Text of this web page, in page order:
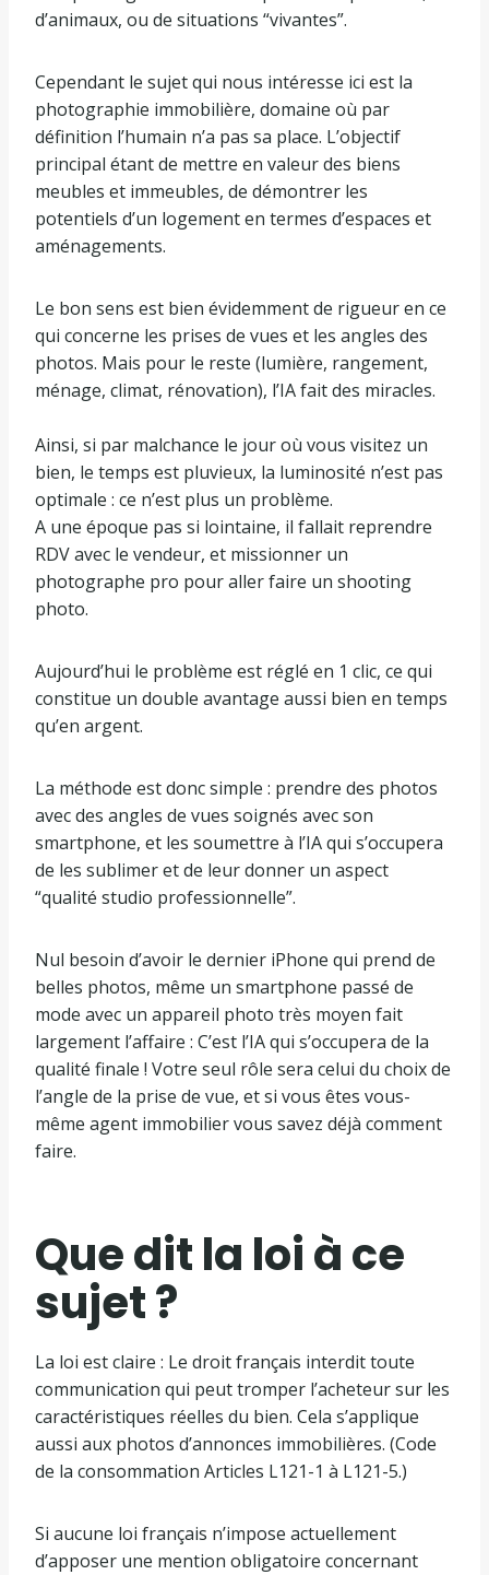
d’animaux, ou de situations “vivantes”.
Cependant le sujet qui nous intéresse ici est la
photographie immobilière, domaine où par
définition l’humain n’a pas sa place. L’objectif
principal étant de mettre en valeur des biens
meubles et immeubles, de démontrer les
potentiels d’un logement en termes d’espaces et
aménagements.
Le bon sens est bien évidemment de rigueur en ce
qui concerne les prises de vues et les angles des
photos. Mais pour le reste (lumière, rangement,
ménage, climat, rénovation), l’IA fait des miracles.
Ainsi, si par malchance le jour où vous visitez un
bien, le temps est pluvieux, la luminosité n’est pas
optimale : ce n’est plus un problème.
A une époque pas si lointaine, il fallait reprendre
RDV avec le vendeur, et missionner un
photographe pro pour aller faire un shooting
photo.
Aujourd’hui le problème est réglé en 1 clic, ce qui
constitue un double avantage aussi bien en temps
qu’en argent.
La méthode est donc simple : prendre des photos
avec des angles de vues soignés avec son
smartphone, et les soumettre à l’IA qui s’occupera
de les sublimer et de leur donner un aspect
“qualité studio professionnelle”.
Nul besoin d’avoir le dernier iPhone qui prend de
belles photos, même un smartphone passé de
mode avec un appareil photo très moyen fait
largement l’affaire : C’est l’IA qui s’occupera de la
qualité finale ! Votre seul rôle sera celui du choix de
l’angle de la prise de vue, et si vous êtes vous-
même agent immobilier vous savez déjà comment
faire.
Que dit la loi à ce
sujet ?
La loi est claire : Le droit français interdit toute
communication qui peut tromper l’acheteur sur les
caractéristiques réelles du bien. Cela s’applique
aussi aux photos d’annonces immobilières. (Code
de la consommation Articles L121-1 à L121-5.)
Si aucune loi français n’impose actuellement
d’apposer une mention obligatoire concernant